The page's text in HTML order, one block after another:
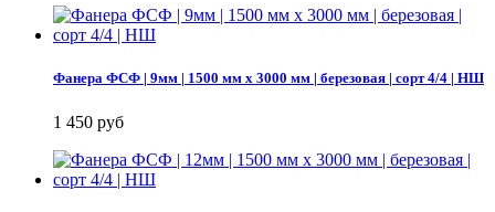
Фанера ФСФ | 9мм | 1500 мм х 3000 мм | березовая | сорт 4/4 | НШ
1 450 руб